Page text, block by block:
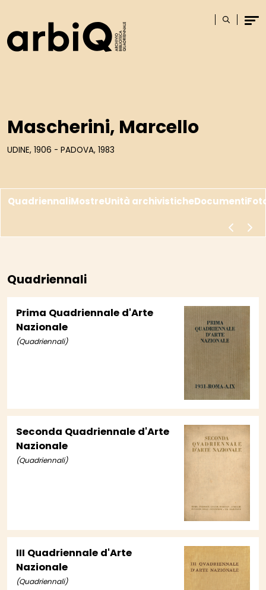
Cerca
Mascherini, Marcello
UDINE, 1906 - PADOVA, 1983
QuadriennaliMostreUnità archivisticheDocumenti
scorri a
Quadriennali
Prima Quadriennale d'Arte
Nazionale
(Quadriennali)
Seconda Quadriennale d'Arte
Nazionale
(Quadriennali)
III Quadriennale d'Arte
Nazionale
(Quadriennali)